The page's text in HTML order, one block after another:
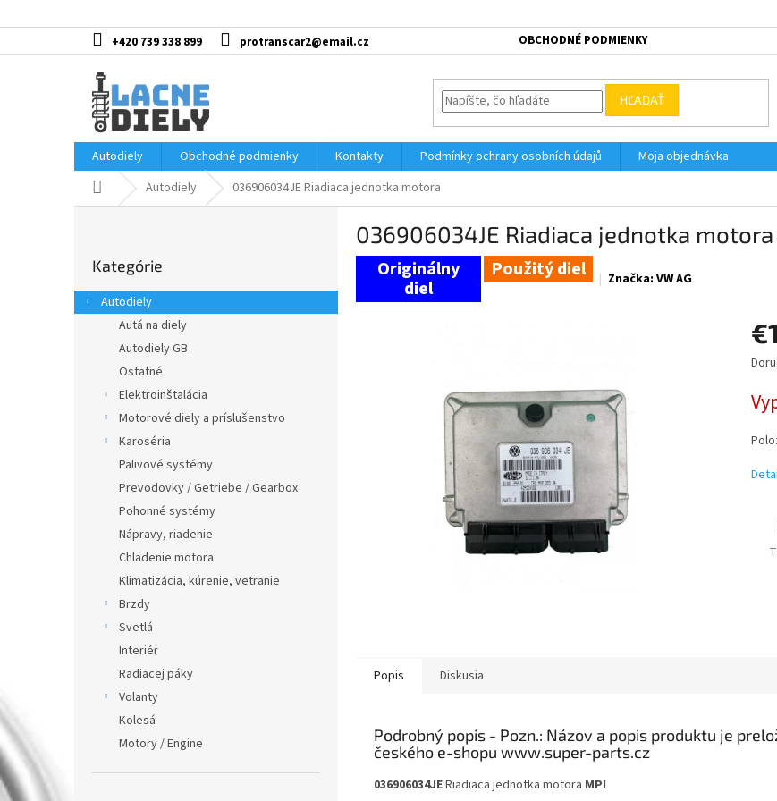
na
+420 739 338 899 protranscar2@email.cz OBCHODNÉ PODMIENKY
HĽADAŤ
Autodiely Obchodné podmienky Kontakty Podmínky ochrany osobních údajů
Moja objednávka
DomovAutodiely 036906034JE Riadiaca jednotka motora
ý
p
kategórie
Kategórie
Autodiely
Autá na diely
Autodiely GB
Ostatné
Elektroinštalácia
Motorové diely a príslušenstvo
Karoséria
Palivové systémy
Prevodovky / Getriebe / Gearbox
Pohonné systémy
Nápravy, riadenie
Chladenie motora
Klimatizácia, kúrenie, vetranie
Brzdy
Svetlá
Interiér
Radiacej páky
Volanty
Kolesá
Motory / Engine
036906034JE Riadiaca jednotka motora
Použitý diel Značka: VW AG
Popis Diskusia
Podrobný popis
036906034JERiadiaca jednotka motora MPI